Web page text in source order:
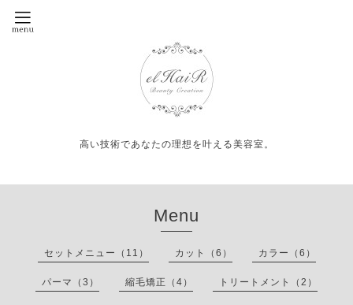
高い技術であなたの理想を叶える美容室。
Menu
セットメニュー（11） カット（6） カラー（6）
パーマ（3） 縮毛矯正（4） トリートメント（2）